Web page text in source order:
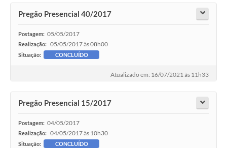
Pregão Presencial 40/2017
Postagem: 05/05/2017
Realização: 05/05/2017 às 08h00
Situação: CONCLUÍDO
Atualizado em: 16/07/2021 às 11h33
Pregão Presencial 15/2017
Postagem: 04/05/2017
Realização: 04/05/2017 às 10h30
Situação: CONCLUÍDO